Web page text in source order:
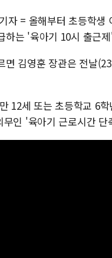
자 = 올해부터 초등학생
하는 '육아기 10시 출근
면 김영훈 장관은 전날
12세 또는 초등학교 6
인 '육아기 근로시간